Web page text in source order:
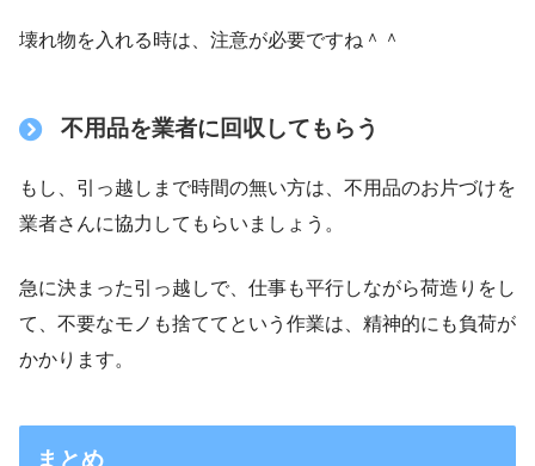
壊れ物を入れる時は、注意が必要ですね＾＾
不用品を業者に回収してもらう
もし、引っ越しまで時間の無い方は、不用品のお片づけを
業者さんに協力してもらいましょう。
急に決まった引っ越しで、仕事も平行しながら荷造りをし
て、不要なモノも捨ててという作業は、精神的にも負荷が
かかります。
まとめ